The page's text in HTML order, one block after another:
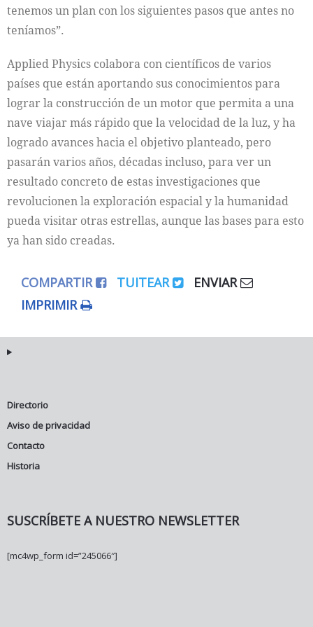
tenemos un plan con los siguientes pasos que antes no
teníamos”.
Applied Physics colabora con científicos de varios
países que están aportando sus conocimientos para
lograr la construcción de un motor que permita a una
nave viajar más rápido que la velocidad de la luz, y ha
logrado avances hacia el objetivo planteado, pero
pasarán varios años, décadas incluso, para ver un
resultado concreto de estas investigaciones que
revolucionen la exploración espacial y la humanidad
pueda visitar otras estrellas, aunque las bases para esto
ya han sido creadas.
COMPARTIR TUITEAR
ENVIAR
IMPRIMIR
Directorio
Aviso de privacidad
Contacto
Historia
SUSCRÍBETE A NUESTRO NEWSLETTER
[mc4wp_form id=”245066″]